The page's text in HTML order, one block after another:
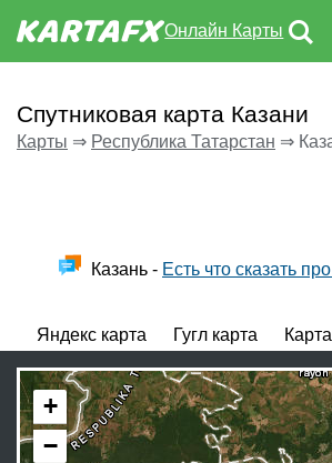
Онлайн Карты
Спутниковая карта Казани
Карты ⇒ Республика Татарстан ⇒
Казань - Есть что сказать
Яндекс карта Гугл карта
+
−